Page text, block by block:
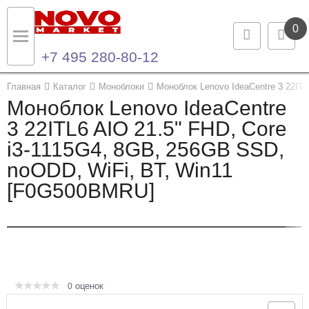
0
+7 495 280-80-12
Главная Каталог Моноблоки Моноблок Lenovo IdeaCentre 3
Моноблок Lenovo IdeaCentre
3 22ITL6 AIO 21.5" FHD, Core
i3-1115G4, 8GB, 256GB SSD,
noODD, WiFi, BT, Win11
[F0G500BMRU]
0 оценок
Назад
Каталог продукции
Ноутбуки и ультрабуки
Компьютеры
Назад
Контакты
Контактная информация